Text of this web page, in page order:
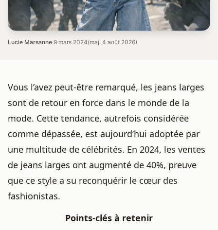
Lucie Marsanne·9 mars 2024(maj. 4 août 2026)
Vous l’avez peut-être remarqué, les jeans larges
sont de retour en force dans le monde de la
mode. Cette tendance, autrefois considérée
comme dépassée, est aujourd’hui adoptée par
une multitude de célébrités. En 2024, les ventes
de jeans larges ont augmenté de 40%, preuve
que ce style a su reconquérir le cœur des
fashionistas.
Points-clés à retenir